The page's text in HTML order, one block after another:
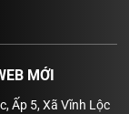
MỚI
Ấp 5, Xã Vĩnh Lộc